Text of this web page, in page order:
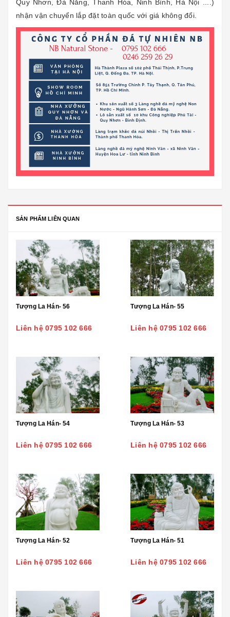
Quy Nhơn, Đà Nẵng, Thanh Hóa, Ninh Bình, Hà Nội ....)
nhận vận chuyển lắp đặt toàn quốc với giá không đổi.
SẢN PHẨM LIÊN QUAN
Tượng La Hán- 56
Liên hệ 0795 102 666
Tượng La Hán- 55
Liên hệ 0795 102 666
Tượng La Hán- 54
Liên hệ 0795 102 666
Tượng La Hán- 53
Liên hệ 0795 102 666
Tượng La Hán- 52
Liên hệ 0795 102 666
Tượng La Hán- 51
Liên hệ 0795 102 666